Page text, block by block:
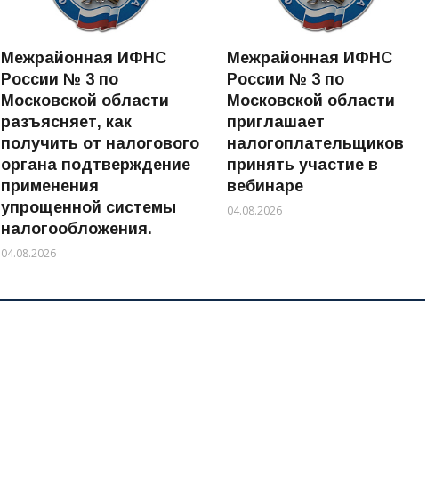
Межрайонная ИФНС
России № 3 по
Московской области
разъясняет, как
получить от налогового
органа подтверждение
применения
упрощенной системы
налогообложения.
04.08.2026
Межрайонная ИФНС
России № 3 по
Московской области
приглашает
налогоплательщиков
принять участие в
вебинаре
04.08.2026